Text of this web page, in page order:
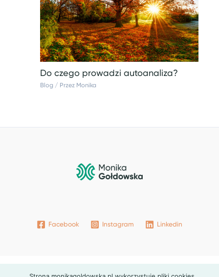
Do czego prowadzi autoanaliza?
Blog / Przez Monika
Facebook Instagram Linkedin